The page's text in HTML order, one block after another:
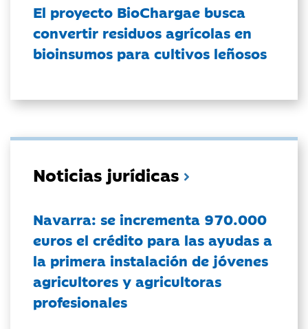
El proyecto BioChargae busca
convertir residuos agrícolas en
bioinsumos para cultivos leñosos
Noticias jurídicas
Navarra: se incrementa 970.000
euros el crédito para las ayudas a
la primera instalación de jóvenes
agricultores y agricultoras
profesionales